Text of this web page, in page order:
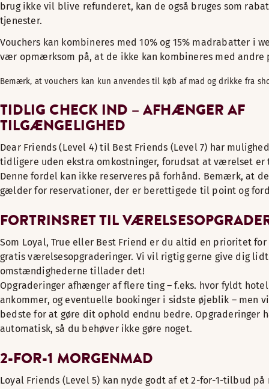
brug ikke vil blive refunderet, kan de også bruges som
tjenester.
Vouchers kan kombineres med 10% og 15% madrabatter i
vær opmærksom på, at de ikke kan kombineres med andre
Bemærk, at vouchers kan kun anvendes til køb af mad og drikke fra
TIDLIG CHECK IND – AFHÆNGER AF
TILGÆNGELIGHED
Dear Friends (Level 4) til Best Friends (Level 7) har
tidligere uden ekstra omkostninger, forudsat at værelset
Denne fordel kan ikke reserveres på forhånd. Bemærk, at
gælder for reservationer, der er berettigede til point og
FORTRINSRET TIL
Som Loyal, True eller Best Friend er du altid en prioritet
gratis værelsesopgraderinger. Vi vil rigtig gerne give dig
omstændighederne tillader det!
Opgraderinger afhænger af flere ting – f.eks. hvor fyldt
ankommer, og eventuelle bookinger i sidste øjeblik – men
bedste for at gøre dit ophold endnu bedre. Opgraderinger
automatisk, så du behøver ikke gøre noget.
2-FOR-1 MORGENMAD
Loyal Friends (Level 5) kan nyde godt af et 2-for-1-tilbud på